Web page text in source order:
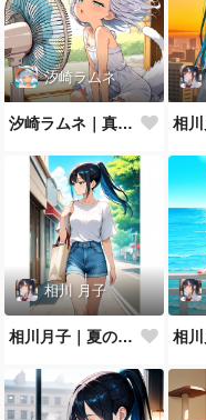
汐崎ラムネ
汐崎ラムネ｜真夏の扇風機ぶわっ
相川 月子
相川月子｜夏の休日カジュアル